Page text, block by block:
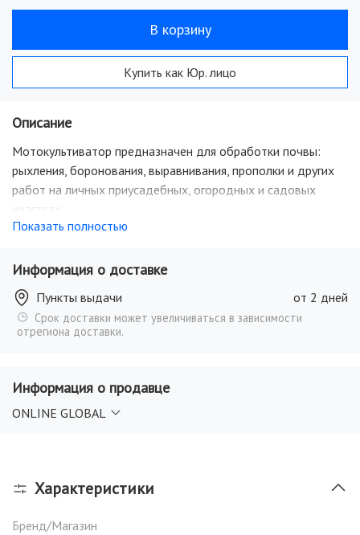
Описание
Мотокультиватор предназначен для обработки почвы:
рыхления, боронования, выравнивания, прополки и других
работ на личных приусадебных, огородных и садовых
участках.
Показать полностью
В корзину
Купить как Юр. лицо
Информация о доставке
Пункты выдачи от 2 дней
Срок доставки может увеличиваться в зависимости
отрегиона доставки.
Информация о продавце
ONLINE GLOBAL
Характеристики
Бренд/Магазин